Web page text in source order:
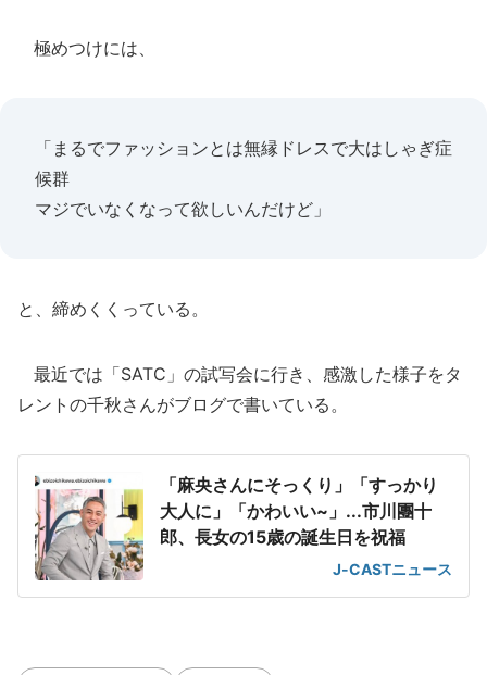
極めつけには、
「まるでファッションとは無縁ドレスで大はしゃぎ症
候群
マジでいなくなって欲しいんだけど」
と、締めくくっている。
最近では「SATC」の試写会に行き、感激した様子をタ
レントの千秋さんがブログで書いている。
「麻央さんにそっくり」「すっかり
大人に」「かわいい~」...市川團十
郎、長女の15歳の誕生日を祝福
J-CASTニュース